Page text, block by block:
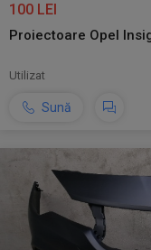
100 LEI
Proiectoare Opel
Utilizat
Sună